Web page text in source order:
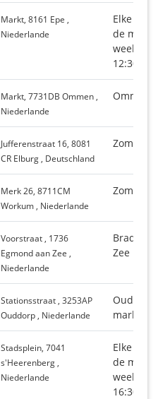
Markt, 8161 Epe ,
Niederlande
Elke 3e
de
12:30
Markt, 7731DB Ommen ,
Niederlande
Ommen
Jufferenstraat 16, 8081
CR Elburg , Deutschland
Merk 26, 8711CM
Workum , Niederlande
Voorstraat , 1736
Egmond aan Zee ,
Niederlande
Braderie
Zee
Stationsstraat , 3253AP
Ouddorp , Niederlande
markt
Stadsplein, 7041
s'Heerenberg ,
Niederlande
Elke 3e
de
16:30